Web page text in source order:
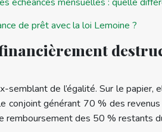
de prêt avec la loi Lemoine ?
de l’égalité. Sur le
conjoint générant 70 % des
remboursement des 50 % restants